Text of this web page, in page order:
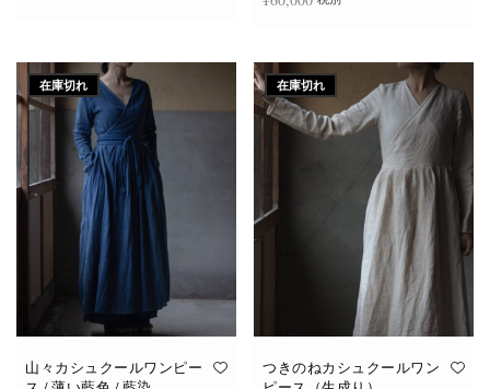
在庫切れ
山々カシュクールワンピー
在庫切れ
つきのねカシュクールワン